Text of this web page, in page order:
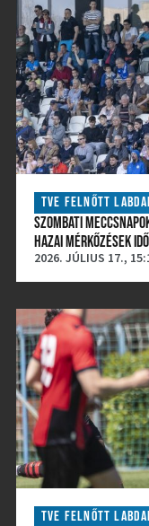
TVE FELNŐTT
SZOMBATI
HAZAI MÉRKŐZÉSEK
2026. JÚLIUS 17.,
TVE FELNŐTT